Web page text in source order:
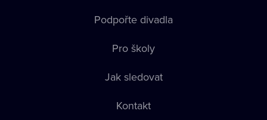
Podpořte divadla
Pro školy
Jak sledovat
Kontakt